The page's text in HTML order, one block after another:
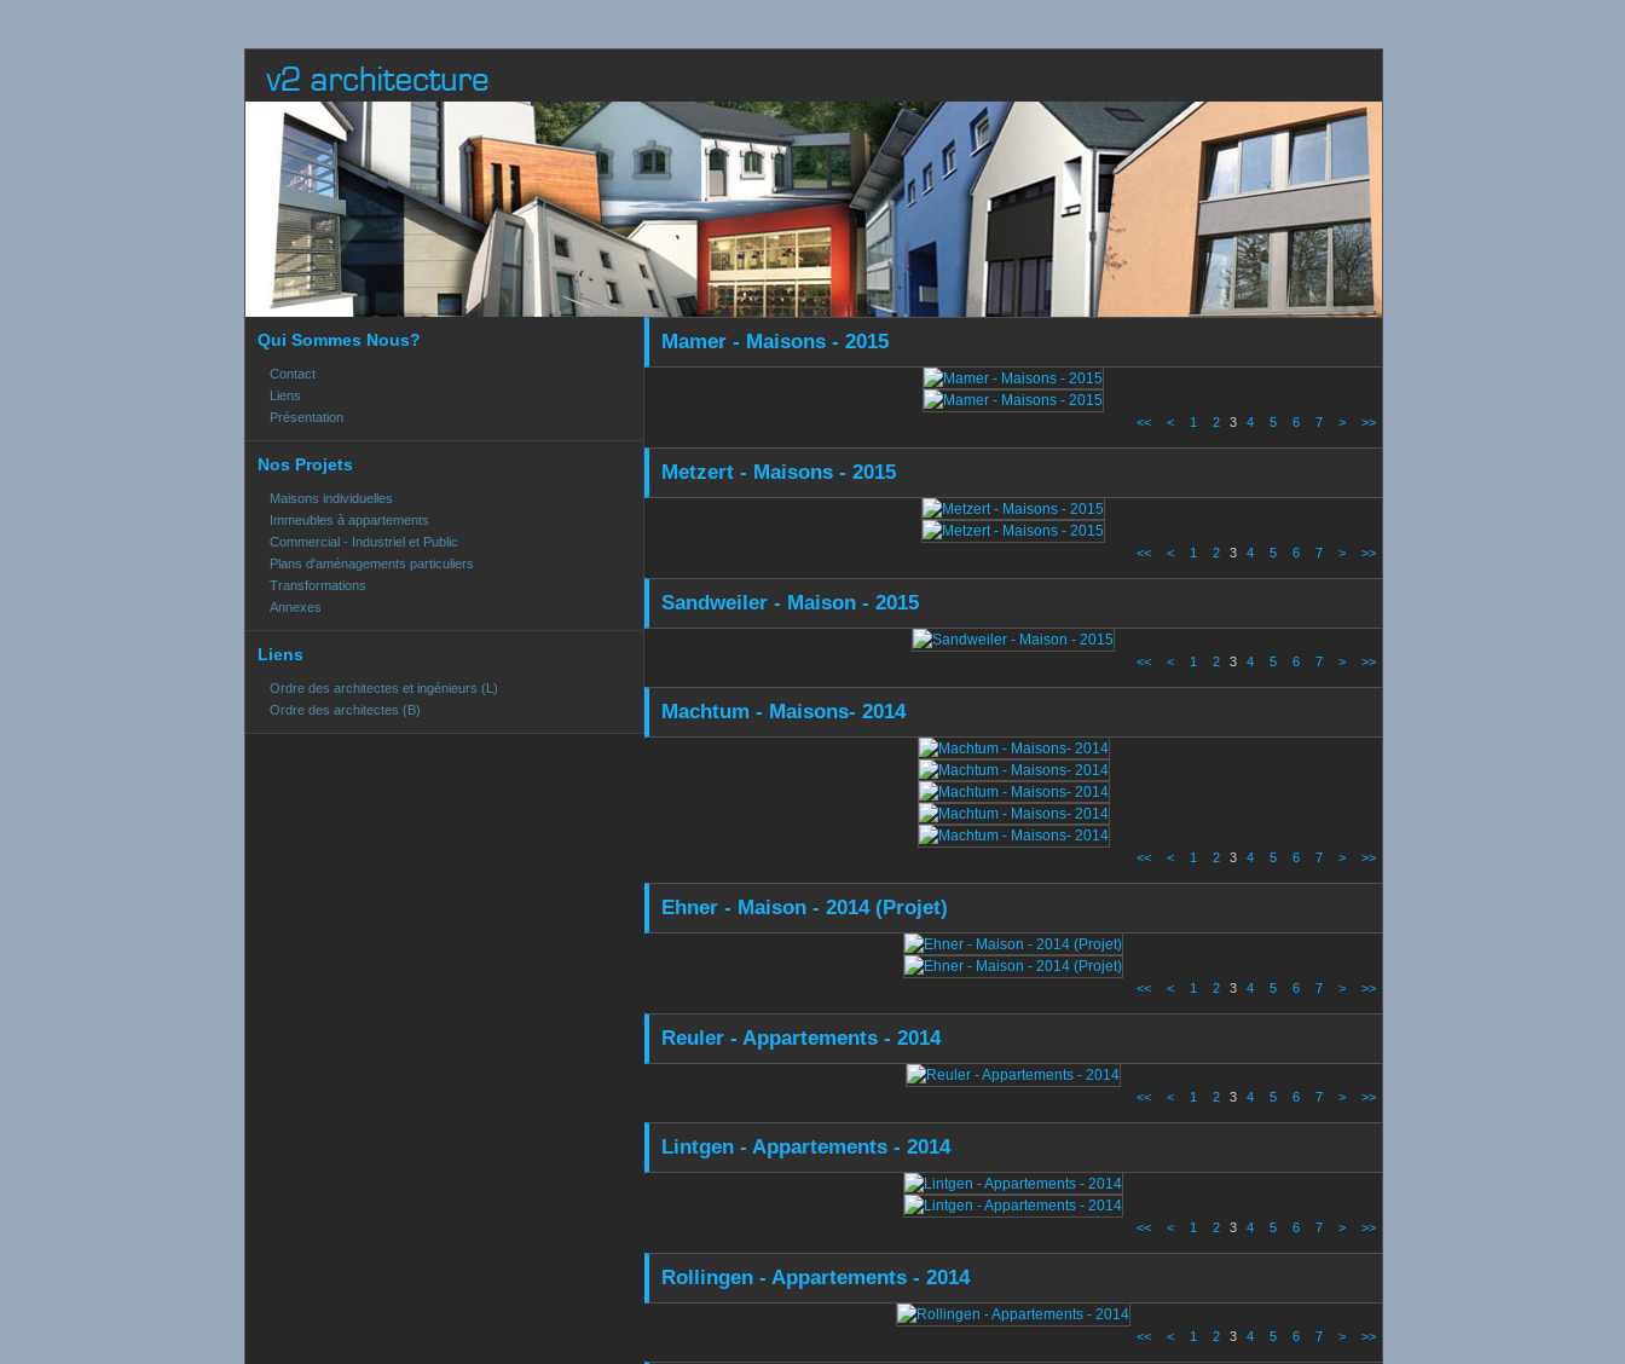
Qui Sommes Nous?
Contact
Liens
Présentation
Nos Projets
Maisons individuelles
Immeubles à appartements
Commercial - Industriel et Public
Plans d'aménagements particuliers
Transformations
Annexes
Liens
Ordre des architectes et ingénieurs (L)
Ordre des architectes (B)
Mamer - Maisons - 2015
<< < 1 2 3 4 5 6 7 > >>
Metzert - Maisons - 2015
<< < 1 2 3 4 5 6 7 > >>
Sandweiler - Maison - 2015
<< < 1 2 3 4 5 6 7 > >>
Machtum - Maisons- 2014
<< < 1 2 3 4 5 6 7 > >>
Ehner - Maison - 2014 (Projet)
<< < 1 2 3 4 5 6 7 > >>
Reuler - Appartements - 2014
<< < 1 2 3 4 5 6 7 > >>
Lintgen - Appartements - 2014
<< < 1 2 3 4 5 6 7 > >>
Rollingen - Appartements - 2014
<< < 1 2 3 4 5 6 7 > >>